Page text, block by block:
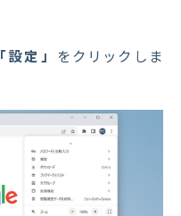
「設定」
をクリックしま